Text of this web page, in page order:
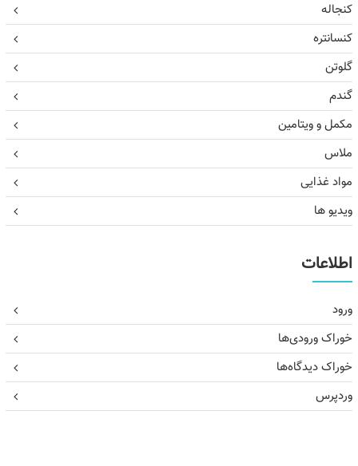
کنجاله
کنسانتره
گلوتن
گندم
مکمل و ویتامین
ملاس
مواد غذایی
ویدیو ها
اطلاعات
ورود
خوراک ورودی‌ها
خوراک دیدگاه‌ها
وردپرس